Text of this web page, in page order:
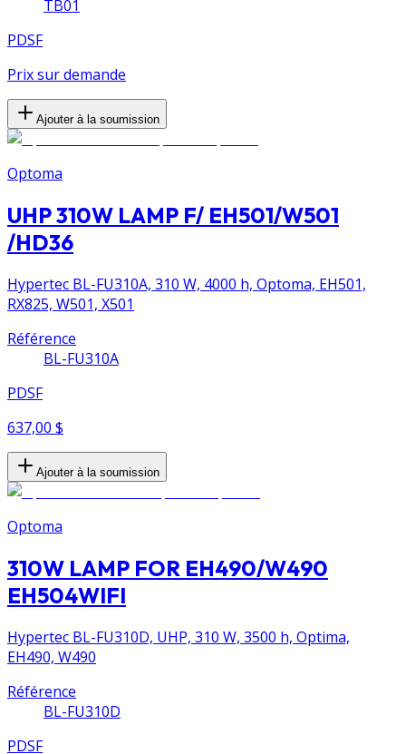
TB01
PDSF
Prix sur demande
Ajouter à la soumission
Optoma
UHP 310W LAMP F/ EH501/W501
/HD36
Hypertec BL-FU310A, 310 W, 4000 h, Optoma, EH501,
RX825, W501, X501
Référence
BL-FU310A
PDSF
637,00 $
Ajouter à la soumission
Optoma
310W LAMP FOR EH490/W490
EH504WIFI
Hypertec BL-FU310D, UHP, 310 W, 3500 h, Optima,
EH490, W490
Référence
BL-FU310D
PDSF